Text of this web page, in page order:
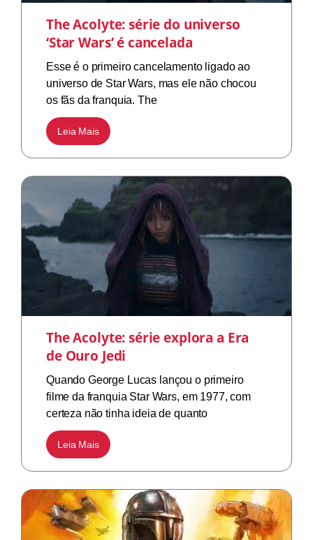
The Acolyte: série do universo
‘Star Wars’ é cancelada
Esse é o primeiro cancelamento ligado ao
universo de Star Wars, mas ele não chocou
os fãs da franquia. The
Leia Mais
The Acolyte: série explora a Era
de Ouro Jedi
Quando George Lucas lançou o primeiro
filme da franquia Star Wars, em 1977, com
certeza não tinha ideia de quanto
Leia Mais